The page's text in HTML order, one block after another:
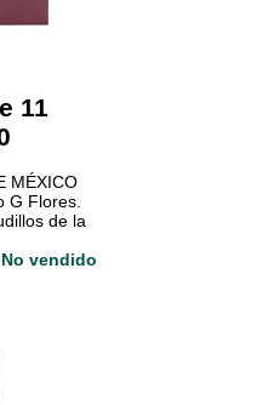
11
MÉXICO
G Flores.
de la
No vendido